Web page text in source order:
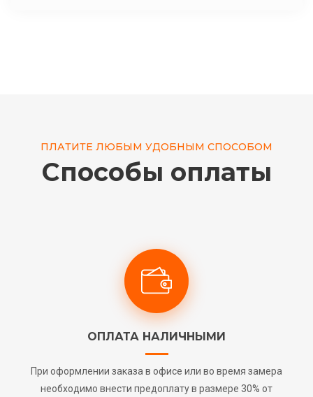
ПЛАТИТЕ ЛЮБЫМ УДОБНЫМ СПОСОБОМ
Способы оплаты
ОПЛАТА НАЛИЧНЫМИ
При оформлении заказа в офисе или во время замера
необходимо внести предоплату в размере 30% от